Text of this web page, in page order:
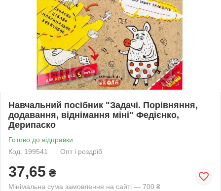
Навчальний посібник "Задачі. Порівняння,
додавання, віднімання міні" Федієнко,
Дерипаско
Готово до відправки
Код: 199541
Опт і роздріб
37,65 ₴
Мінімальна сума замовлення на сайті — 700 ₴